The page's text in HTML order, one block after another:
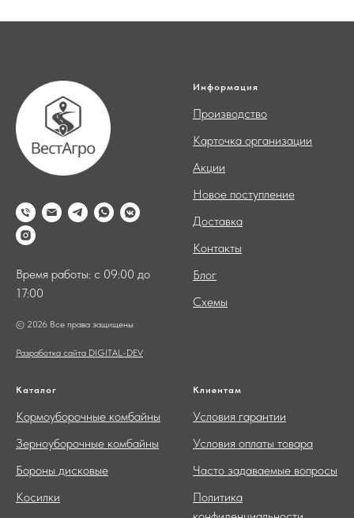
Время работы: с 09:00 до
17:00
© 2026 Все права защищены
Разработка сайта DIGITAL-DEV
Информация
Производство
Карточка организации
Акции
Новое поступление
Доставка
Контакты
Блог
Схемы
Каталог
Кормоуборочные комбайны
Зерноуборочные комбайны
Бороны дисковые
Косилки
Клиентам
Условия гарантии
Условия оплаты товара
Часто задаваемые вопросы
Политика